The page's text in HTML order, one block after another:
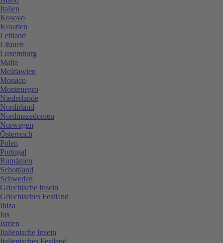
Italien
Kosovo
Kroatien
Lettland
Litauen
Luxemburg
Malta
Moldawien
Monaco
Montenegro
Niederlande
Nordirland
Nordmazedonien
Norwegen
Österreich
Polen
Portugal
Rumänien
Schottland
Schweden
Griechische Inseln
Griechisches Festland
Ibiza
Ios
Istrien
Italienische Inseln
Italienisches Festland